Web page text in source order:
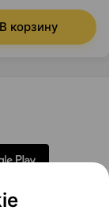
В корзину